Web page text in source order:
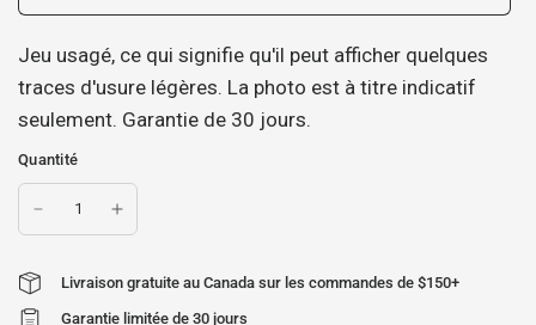
Jeu usagé, ce qui signifie qu'il peut afficher quelques
traces d'usure légères. La photo est à titre indicatif
seulement. Garantie de 30 jours.
Quantité
Livraison gratuite au Canada sur les commandes de $150+
Garantie limitée de 30 jours